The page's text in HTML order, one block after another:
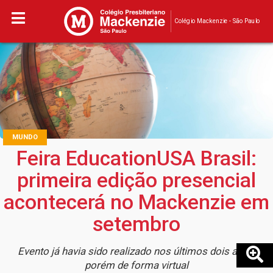
Colégio Mackenzie - São Paulo
MUNDO
Feira EducationUSA Brasil:
primeira edição presencial
acontecerá no Mackenzie em
setembro
Evento já havia sido realizado nos últimos dois anos,
porém de forma virtual